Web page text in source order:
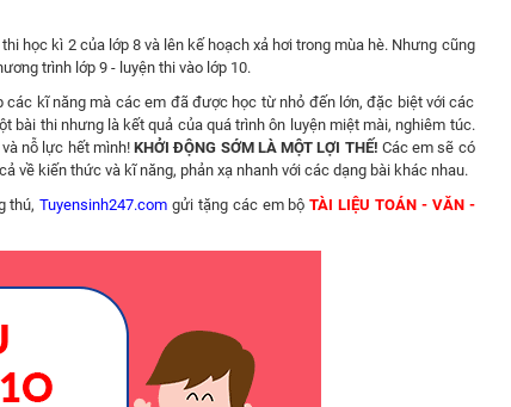
giỏi và nổi tiếng
học kì 2 của lớp 8 và lên kế hoạch xả hơi trong mùa hè. Nhưng cũng
trình lớp 9 - luyện thi vào lớp 10.
kĩ năng mà các em đã được học từ nhỏ đến lớn, đặc biệt với các
bài thi nhưng là kết quả của quá trình ôn luyện miệt mài, nghiêm túc.
nỗ lực hết mình! KHỞI ĐỘNG SỚM LÀ MỘT LỢI THẾ! Các em sẽ có
về kiến thức và kĩ năng, phản xạ nhanh với các dạng bài khác nhau.
thú,Tuyensinh247.com gửi tặng các em bộTÀI LIỆU TOÁN - VĂN -